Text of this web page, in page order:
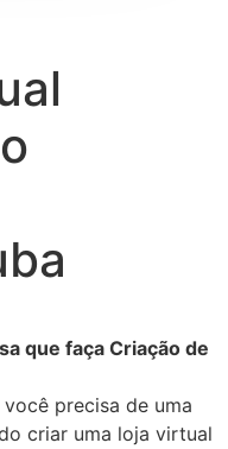
que faça Criação de
precisa de uma
criar uma loja virtual